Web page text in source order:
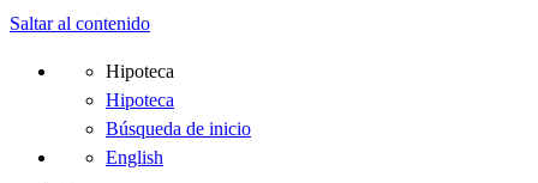
Saltar al contenido
Hipoteca
Hipoteca
Búsqueda de inicio
English